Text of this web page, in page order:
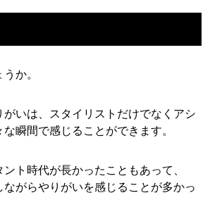
か。
いは、スタイリストだけでなくアシ
瞬間で感じることができます。
ト時代が長かったこともあって、
がらやりがいを感じることが多かっ